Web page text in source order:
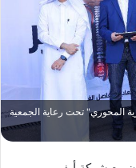
المحوري" تحت رعاية الجمعية